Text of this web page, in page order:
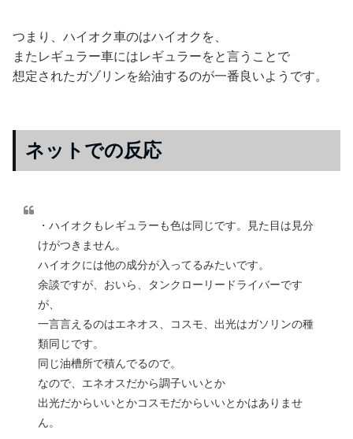
つまり、ハイオク車のはハイオクを、
またレギュラー車にはレギュラーをと言うことで
想定されたガゾリンを給油するのが一番良いようです。
ネットでの反応
・ハイオクもレギュラーも色は同じです。見た目は見分
けがつきません。
ハイオクには他の成分が入ってるみたいです。
余談ですが、おいら、タンクローリードライバーです
が、
一言言えるのはエネオス、コスモ、出光はガソリンの種
類同じです。
同じ油槽所で積んでるので。
なので、エネオスだから調子いいとか
出光だからいいとかコスモだからいいとかはありませ
ん。